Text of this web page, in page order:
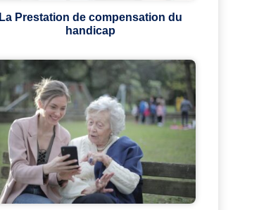
La Prestation de compensation du
handicap